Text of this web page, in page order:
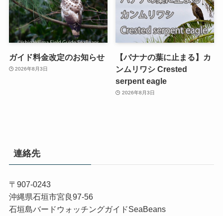
ガイド料金改定のお知らせ
2026年8月3日
【バナナの葉に止まる】カ
ンムリワシ Crested
serpent eagle
2026年8月3日
連絡先
〒907-0243
沖縄県石垣市宮良97-56
石垣島バードウォッチングガイドSeaBeans